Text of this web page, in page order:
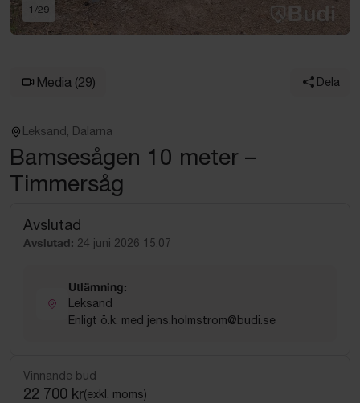
1 /29
Media (29) Dela
Leksand, Dalarna
Bamsesågen 10 meter –
Timmersåg
Avslutad
Avslutad: 24 juni 2026 15:07
Utlämning:
Leksand
Enligt ö.k. med jens.holmstrom@budi.se
Vinnande bud
22 700 kr(exkl. moms)